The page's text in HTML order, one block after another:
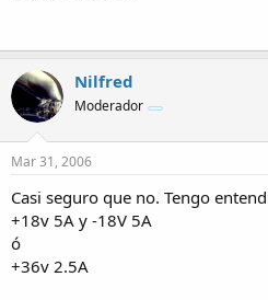
Nilfred
Moderador
Mar 31, 2006
Casi seguro que no. Tengo
+18v 5A y -18V 5A
ó
+36v 2.5A